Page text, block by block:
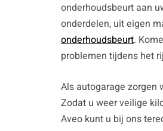
onderhoudsbeurt aan
onderdelen, uit eigen
onderhoudsbeurt.
problemen tijdens het
Als autogarage zorgen
Zodat u weer veilige
Aveo kunt u bij ons